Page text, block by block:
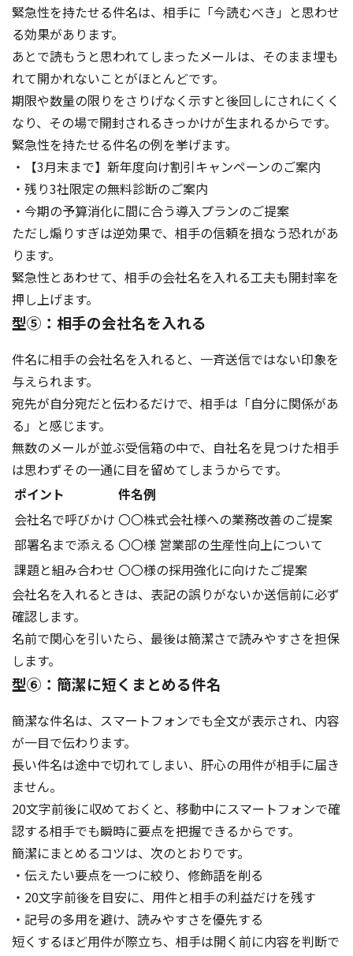
緊急性を持たせる件名は、相手に「今読むべき」と思わせ
る効果があります。
あとで読もうと思われてしまったメールは、そのまま埋も
れて開かれないことがほとんどです。
期限や数量の限りをさりげなく示すと後回しにされにくく
なり、その場で開封されるきっかけが生まれるからです。
緊急性を持たせる件名の例を挙げます。
・【3月末まで】新年度向け割引キャンペーンのご案内
・残り3社限定の無料診断のご案内
・今期の予算消化に間に合う導入プランのご提案
ただし煽りすぎは逆効果で、相手の信頼を損なう恐れがあ
ります。
緊急性とあわせて、相手の会社名を入れる工夫も開封率を
押し上げます。
型⑤：相手の会社名を入れる
件名に相手の会社名を入れると、一斉送信ではない印象を
与えられます。
宛先が自分宛だと伝わるだけで、相手は「自分に関係があ
る」と感じます。
無数のメールが並ぶ受信箱の中で、自社名を見つけた相手
は思わずその一通に目を留めてしまうからです。
ポイント
件名例
会社名で呼びかけ 〇〇株式会社様への業務改善のご提案
部署名まで添える 〇〇様 営業部の生産性向上について
課題と組み合わせ 〇〇様の採用強化に向けたご提案
会社名を入れるときは、表記の誤りがないか送信前に必ず
確認します。
名前で関心を引いたら、最後は簡潔さで読みやすさを担保
します。
型⑥：簡潔に短くまとめる件名
簡潔な件名は、スマートフォンでも全文が表示され、内容
が一目で伝わります。
長い件名は途中で切れてしまい、肝心の用件が相手に届き
ません。
20文字前後に収めておくと、移動中にスマートフォンで確
認する相手でも瞬時に要点を把握できるからです。
簡潔にまとめるコツは、次のとおりです。
・伝えたい要点を一つに絞り、修飾語を削る
・20文字前後を目安に、用件と相手の利益だけを残す
・記号の多用を避け、読みやすさを優先する
短くするほど用件が際立ち、相手は開く前に内容を判断で